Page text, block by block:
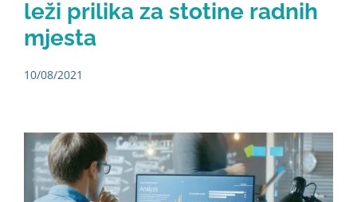
leži prilika za stotine radnih
mjesta
10/08/2021